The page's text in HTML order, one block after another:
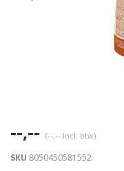
--,-- (--,-- Incl. btw)
SKU 8050450581552